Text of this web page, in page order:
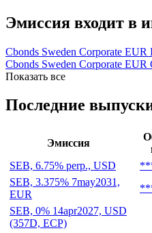
Эмиссия входит в
Cbonds Sweden Corporate EUR
Cbonds Sweden Corporate EUR
Показать все
Последние
Эмиссия
SEB, 6.75% perp., USD
SEB, 3.375% 7may2031,
EUR
SEB, 0% 14apr2027, USD
(357D, ECP)